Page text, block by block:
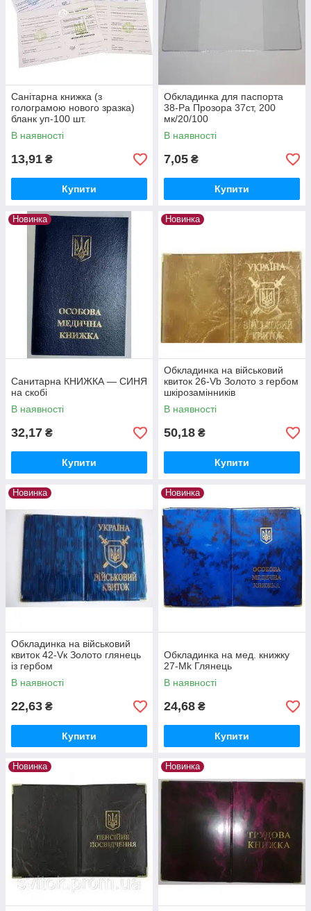
Санітарна книжка (з
голограмою нового зразка)
бланк уп-100 шт.
В наявності
13,91 ₴
Купити
Обкладинка для паспорта
38-Ра Прозора 37ст, 200
мк/20/100
В наявності
7,05 ₴
Купити
Новинка
Санитарна КНИЖКА — СИНЯ
на скобі
В наявності
32,17 ₴
Купити
Новинка
Обкладинка на військовий
квиток 26-Vb Золото з гербом
шкірозамінників
В наявності
50,18 ₴
Купити
Новинка
Обкладинка на військовий
квиток 42-Vк Золото глянець
із гербом
В наявності
22,63 ₴
Купити
Новинка
Обкладинка на мед. книжку
27-Mk Глянець
В наявності
24,68 ₴
Купити
Новинка Новинка